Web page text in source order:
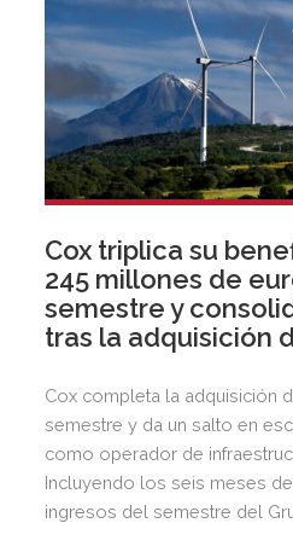
Cox triplica su
245 millones de
semestre y
tras la adquisición
Cox completa la adquisición
semestre y da un salto en
como operador de
Incluyendo los seis meses
ingresos del semestre del